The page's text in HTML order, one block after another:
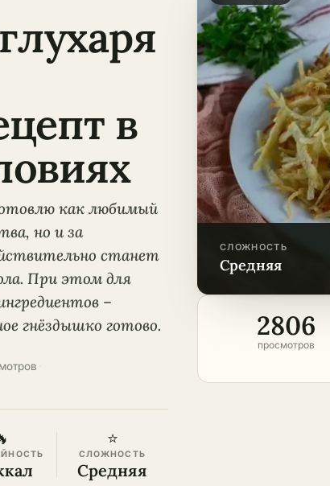
СЛОЖНОСТЬ
средняя
2806
просмотров
в
как любимый
но и за
станет
При этом для
–
гнёздышко готово.
⭐
СЛОЖНОСТЬ
Средняя